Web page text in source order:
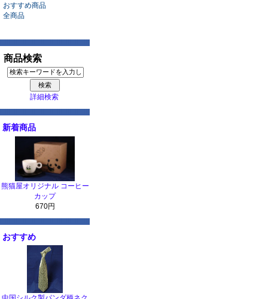
おすすめ商品
全商品
商品検索
詳細検索
新着商品
熊猫屋オリジナル コーヒー
カップ
670円
おすすめ